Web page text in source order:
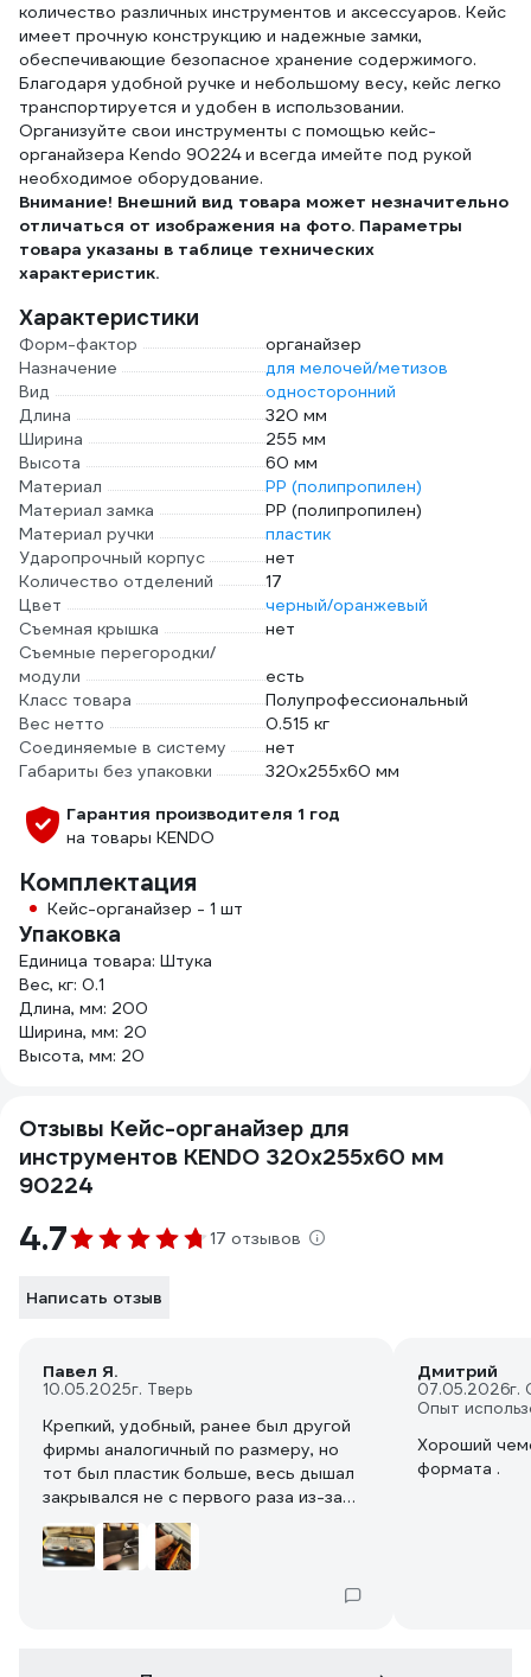
количество различных инструментов и аксессуаров. Кейс
имеет прочную конструкцию и надежные замки,
обеспечивающие безопасное хранение содержимого.
Благодаря удобной ручке и небольшому весу, кейс легко
транспортируется и удобен в использовании.
Организуйте свои инструменты с помощью кейс-
органайзера Kendo 90224 и всегда имейте под рукой
необходимое оборудование.
Внимание! Внешний вид товара может незначительно
отличаться от изображения на фото. Параметры
товара указаны в таблице технических
характеристик.
Характеристики
Форм-фактор
органайзер
Назначение
для мелочей/метизов
Вид
односторонний
Длина
320 мм
Ширина
255 мм
Высота
60 мм
Материал
PP (полипропилен)
Материал замка
PP (полипропилен)
Материал ручки
пластик
Ударопрочный корпус
нет
Количество отделений
17
Цвет
черный/оранжевый
Съемная крышка
нет
Съемные перегородки/
модули
есть
Класс товара
Полупрофессиональный
Вес нетто
0.515 кг
Соединяемые в систему
нет
Габариты без упаковки
320х255х60 мм
Гарантия производителя 1 год
на товары KENDO
Комплектация
Кейс-органайзер - 1 шт
Упаковка
Единица товара: Штука
Вес, кг: 0.1
Длина, мм: 200
Ширина, мм: 20
Высота, мм: 20
Отзывы Кейс-органайзер для
инструментов KENDO 320x255x60 мм
90224
4.7 17 отзывов
Написать отзыв
Павел Я.
10.05.2025г. Тверь
Крепкий, удобный, ранее был другой
фирмы аналогичный по размеру, но
тот был пластик больше, весь дышал
закрывался не с первого раза из-за
перекосов, тут такой проблемы нет
Дмитрий
07.05.2026г.
Опыт
Хороший
формата .